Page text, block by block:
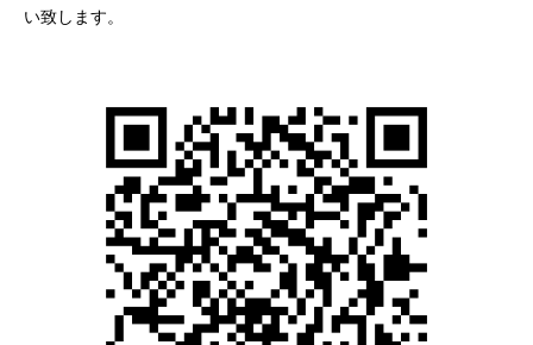
い致します。